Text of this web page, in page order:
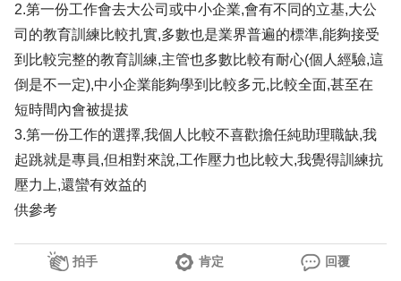
2.第一份工作會去大公司或中小企業,會有不同的立基,大公
司的教育訓練比較扎實,多數也是業界普遍的標準,能夠接受
到比較完整的教育訓練,主管也多數比較有耐心(個人經驗,這
倒是不一定),中小企業能夠學到比較多元,比較全面,甚至在
短時間內會被提拔
3.第一份工作的選擇,我個人比較不喜歡擔任純助理職缺,我
起跳就是專員,但相對來說,工作壓力也比較大,我覺得訓練抗
壓力上,還蠻有效益的
供參考
拍手 肯定 回覆